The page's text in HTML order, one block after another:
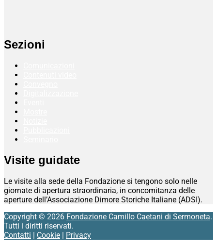
Sezioni
Visite guidate
Le visite alla sede della Fondazione si tengono solo nelle
giornate di apertura straordinaria, in concomitanza delle
aperture dell’Associazione Dimore Storiche Italiane (ADSI).
Copyright © 2026 Fondazione Camillo Caetani di Sermoneta.
Tutti i diritti riservati.
Contatti
Cookie
Privacy